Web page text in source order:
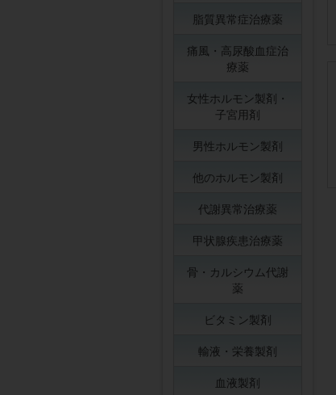
脂質異常症治療薬
痛風・高尿酸血症治
療薬
女性ホルモン製剤・
子宮用剤
男性ホルモン製剤
他のホルモン製剤
代謝異常治療薬
甲状腺疾患治療薬
骨・カルシウム代謝
薬
ビタミン製剤
輸液・栄養製剤
血液製剤